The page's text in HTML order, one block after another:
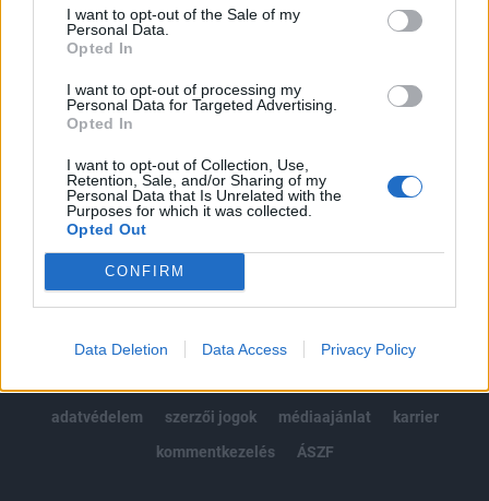
I want to opt-out of the Sale of my
Personal Data.
Opted In
I want to opt-out of processing my
Personal Data for Targeted Advertising.
Opted In
I want to opt-out of Collection, Use,
Retention, Sale, and/or Sharing of my
Personal Data that Is Unrelated with the
Purposes for which it was collected.
Opted Out
CONFIRM
Data Deletion Data Access Privacy Policy
Kötéslisták: BÉT elmúlt 2 év napon belüli
kötéslistái
Előfizetés
MÁR ELŐFIZETŐNK VAGY?BEJELENTKEZÉS
© 2026 Portfolio
adatvédelem
szerzői jogok médiaajánlat
karrier
kommentkezelés
ÁSZF